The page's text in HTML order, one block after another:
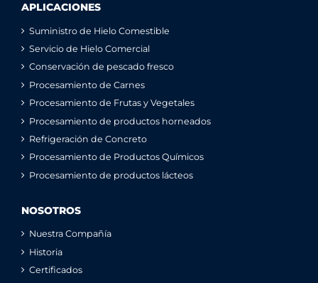
APLICACIONES
Suministro de Hielo Comestible
Servicio de Hielo Comercial
Conservación de pescado fresco
Procesamiento de Carnes
Procesamiento de Frutas y Vegetales
Procesamiento de productos horneados
Refrigeración de Concreto
Procesamiento de Productos Químicos
Procesamiento de productos lácteos
NOSOTROS
Nuestra Compañía
Historia
Certificados